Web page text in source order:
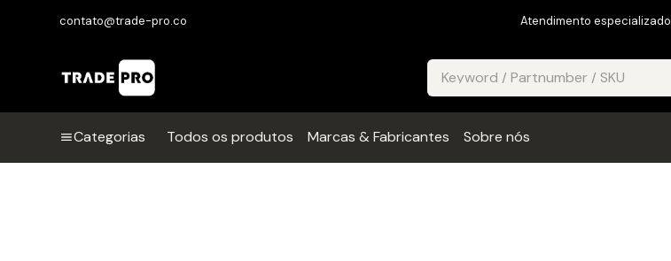
contato@trade-pro.co Atendimento especializado
Categorias Todos os produtos Marcas & Fabricantes Sobre nós